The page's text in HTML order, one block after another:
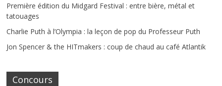
Première édition du Midgard Festival : entre bière, métal et
tatouages
Charlie Puth à l’Olympia : la leçon de pop du Professeur Puth
Jon Spencer & the HITmakers : coup de chaud au café Atlantik
Concours